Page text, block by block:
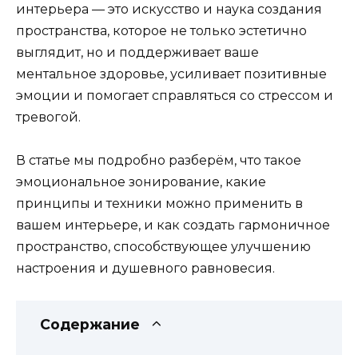
интерьера — это искусство и наука создания
пространства, которое не только эстетично
выглядит, но и поддерживает ваше
ментальное здоровье, усиливает позитивные
эмоции и помогает справляться со стрессом и
тревогой.
В статье мы подробно разберём, что такое
эмоциональное зонирование, какие
принципы и техники можно применить в
вашем интерьере, и как создать гармоничное
пространство, способствующее улучшению
настроения и душевного равновесия.
Содержание